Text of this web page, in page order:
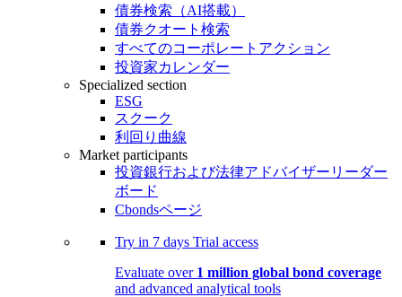
債券検索（AI搭載）
債券クオート検索
すべてのコーポレートアクション
投資家カレンダー
Specialized section
ESG
スクーク
利回り曲線
Market participants
投資銀行および法律アドバイザーリーダー
ボード
Cbondsページ
Try in 7 days Trial access
Evaluate over 1 million global bond coverage
and advanced analytical tools